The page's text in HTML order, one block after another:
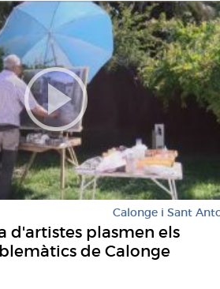
Calonge i Sant
d'artistes plasmen els
de Calonge